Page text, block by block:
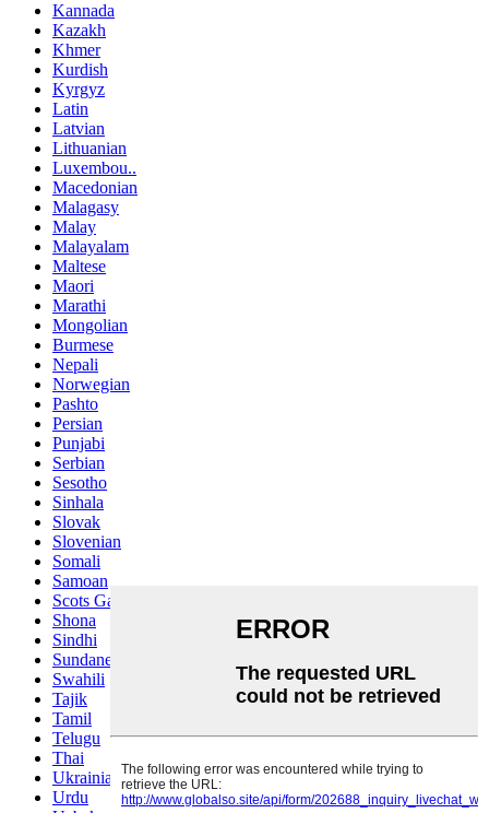
Kannada
Kazakh
Khmer
Kurdish
Kyrgyz
Latin
Latvian
Lithuanian
Luxembou..
Macedonian
Malagasy
Malay
Malayalam
Maltese
Maori
Marathi
Mongolian
Burmese
Nepali
Norwegian
Pashto
Persian
Punjabi
Serbian
Sesotho
Sinhala
Slovak
Slovenian
Somali
Samoan
Scots Gaelic
Shona
Sindhi
Sundanese
Swahili
Tajik
Tamil
Telugu
Thai
Ukrainian
Urdu